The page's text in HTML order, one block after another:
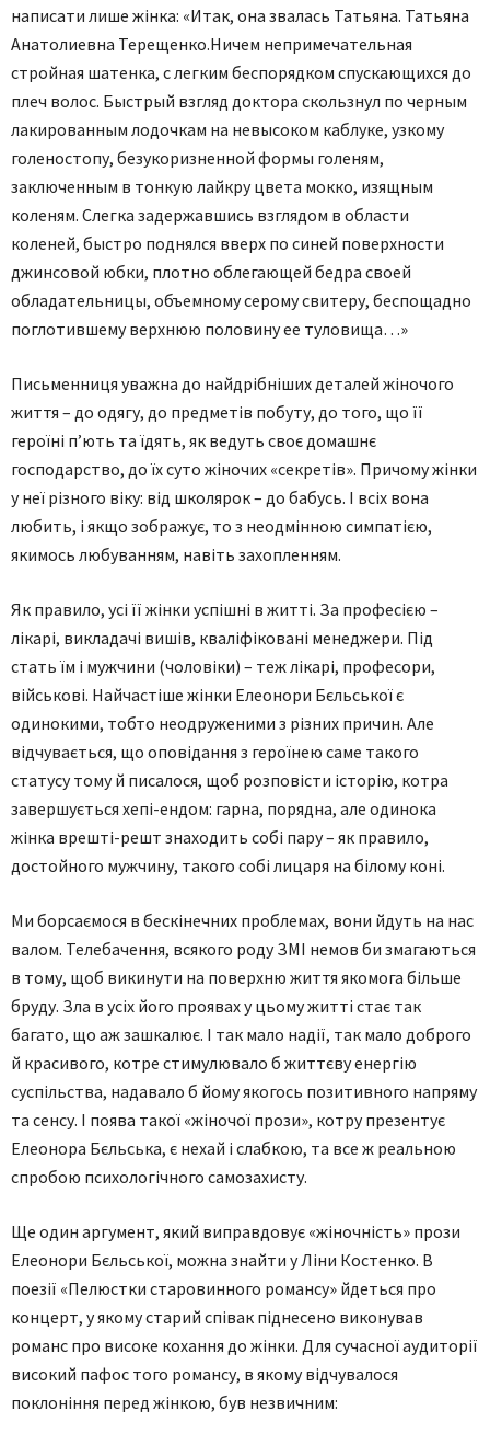
написати лише жінка: «Итак, она звалась Татьяна. Татьяна
Анатолиевна Терещенко.Ничем непримечательная
стройная шатенка, с легким беспорядком спускающихся до
плеч волос. Быстрый взгляд доктора скользнул по черным
лакированным лодочкам на невысоком каблуке, узкому
голеностопу, безукоризненной формы голеням,
заключенным в тонкую лайкру цвета мокко, изящным
коленям. Слегка задержавшись взглядом в области
коленей, быстро поднялся вверх по синей поверхности
джинсовой юбки, плотно облегающей бедра своей
обладательницы, объемному серому свитеру, беспощадно
поглотившему верхнюю половину ее туловища…»
Письменниця уважна до найдрібніших деталей жіночого
життя – до одягу, до предметів побуту, до того, що її
героїні п’ють та їдять, як ведуть своє домашнє
господарство, до їх суто жіночих «секретів». Причому жінки
у неї різного віку: від школярок – до бабусь. І всіх вона
любить, і якщо зображує, то з неод­мінною симпатією,
якимось любуванням, навіть захопленням.
Як правило, усі її жінки успішні в житті. За професією –
лікарі, викладачі вишів, кваліфіковані менеджери. Під
стать їм і мужчини (чоловіки) – теж лікарі, професори,
військові. Найчастіше жінки Елеонори Бєльської є
одинокими, тобто неодруженими з різних причин. Але
відчувається, що оповідання з героїнею саме такого
статусу тому й писалося, щоб розповісти історію, котра
завершується хепі-ендом: гарна, порядна, але одинока
жінка врешті-решт знаходить собі пару – як правило,
достойного мужчину, такого собі лицаря на білому коні.
Ми борсаємося в бескінечних проблемах, вони йдуть на нас
валом. Телебачення, всякого роду ЗМІ немов би змагаються
в тому, щоб викинути на поверхню життя якомога більше
бруду. Зла в усіх його проявах у цьому житті стає так
багато, що аж зашкалює. І так мало надії, так мало доброго
й красивого, котре стимулювало б життєву енергію
суспільства, надавало б йому якогось позитивного напряму
та сенсу. І поява такої «жіночої прози», котру презентує
Елеонора Бєльська, є нехай і слабкою, та все ж реальною
спробою психологічного самозахисту.
Ще один аргумент, який виправдовує «жіночність» прози
Елеонори Бєльської, можна знайти у Ліни Костенко. В
поезії «Пелюстки старовинного романсу» йдеться про
концерт, у якому старий співак піднесено виконував
романс про високе кохання до жінки. Для сучасної аудиторії
високий пафос того романсу, в якому відчувалося
поклоніння перед жінкою, був незвичним: